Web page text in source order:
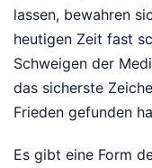
lassen, bewahren
heutigen Zeit fast
Schweigen der
das sicherste
Frieden gefunden
Es gibt eine Form